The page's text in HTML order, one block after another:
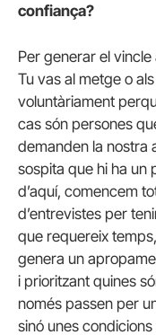
confiança?
Per generar el
Tu vas al metge o
voluntàriament
cas són persones
demanden la nostra
sospita que hi ha un
d’aquí, comencem
d’entrevistes per
que requereix
genera un
i prioritzant quines
només passen per
sinó unes